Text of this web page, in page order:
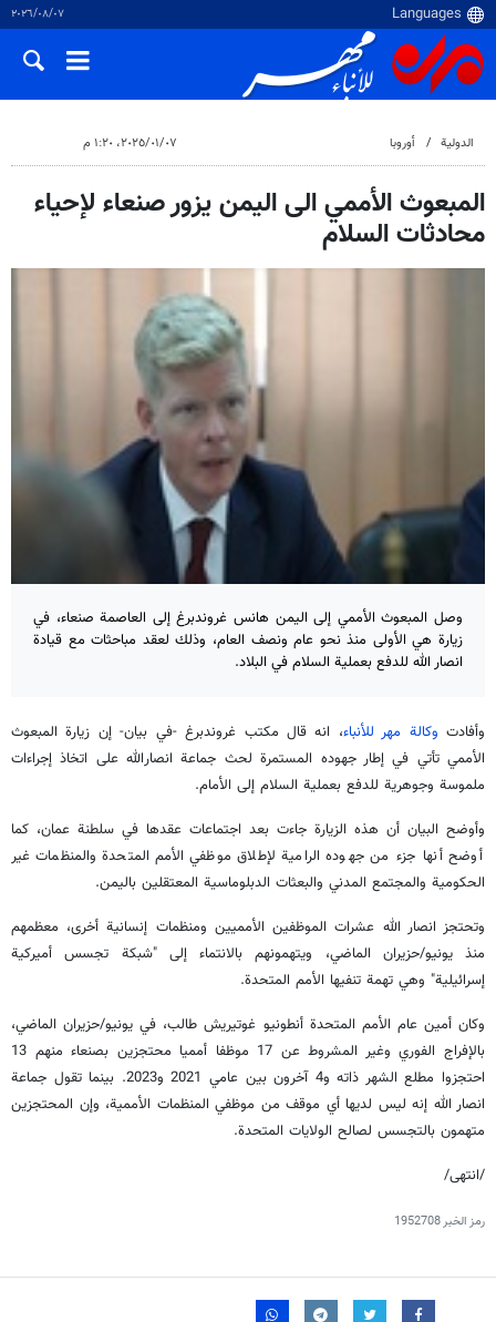
٠٧‏/٠٨‏/٢٠٢٦
الدولية أوروبا ٠٧‏/٠١‏/٢٠٢٥، ١:٢٠ م
المبعوث الأممي الى اليمن يزور صنعاء لإحياء
محادثات السلام
وصل المبعوث الأممي إلى اليمن هانس غروندبرغ إلى العاصمة صنعاء، في
زيارة هي الأولى منذ نحو عام ونصف العام، وذلك لعقد مباحثات مع قيادة
انصار الله للدفع بعملية السلام في البلاد.
وأفادت وكالة مهر للأنباء، انه قال مكتب غروندبرغ -في بيان- إن زيارة المبعوث
الأممي تأتي في إطار جهوده المستمرة لحث جماعة انصارالله على اتخاذ إجراءات
ملموسة وجوهرية للدفع بعملية السلام إلى الأمام.
وأوضح البيان أن هذه الزيارة جاءت بعد اجتماعات عقدها في سلطنة عمان، كما
أوضح أنها جزء من جهوده الرامية لإطلاق موظفي الأمم المتحدة والمنظمات غير
الحكومية والمجتمع المدني والبعثات الدبلوماسية المعتقلين باليمن.
وتحتجز انصار الله عشرات الموظفين الأمميين ومنظمات إنسانية أخرى، معظمهم
منذ يونيو/حزيران الماضي، ويتهمونهم بالانتماء إلى "شبكة تجسس أميركية
إسرائيلية" وهي تهمة تنفيها الأمم المتحدة.
وكان أمين عام الأمم المتحدة أنطونيو غوتيريش طالب، في يونيو/حزيران الماضي،
بالإفراج الفوري وغير المشروط عن 17 موظفا أمميا محتجزين بصنعاء منهم 13
احتجزوا مطلع الشهر ذاته و4 آخرون بين عامي 2021 و2023. بينما تقول جماعة
انصار الله إنه ليس لديها أي موقف من موظفي المنظمات الأممية، وإن المحتجزين
متهمون بالتجسس لصالح الولايات المتحدة.
/انتهى/
رمز الخبر1952708